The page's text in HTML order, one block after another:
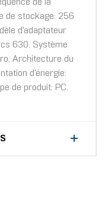
de la
de stockage: 256
d'adaptateur
630. Système
Architecture du
d'énergie:
de produit: PC.